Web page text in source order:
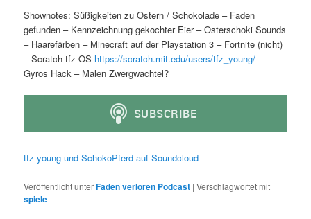
Shownotes: Süßigkeiten zu Ostern / Schokolade – Faden
gefunden – Kennzeichnung gekochter Eier – Osterschoki Sounds
– Haarefärben – Minecraft auf der Playstation 3 – Fortnite (nicht)
– Scratch tfz OS https://scratch.mit.edu/users/tfz_young/ –
Gyros Hack – Malen Zwergwachtel?
tfz young und SchokoPferd auf Soundcloud
Veröffentlicht unterFaden verloren Podcast |Verschlagwortet mit
spiele